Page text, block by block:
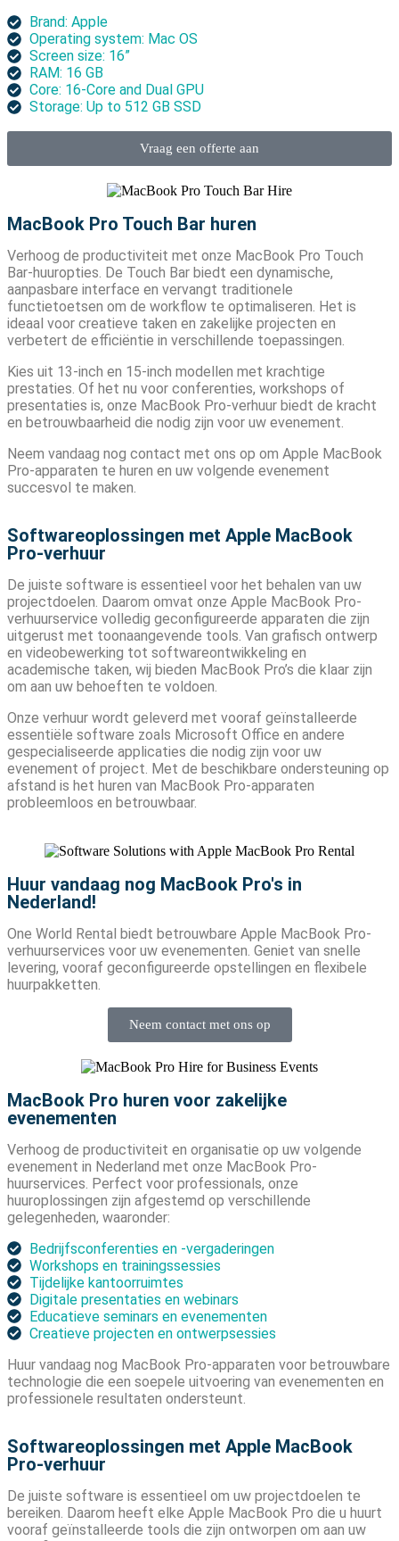
Brand: Apple
Operating system: Mac OS
Screen size: 16”
RAM: 16 GB
Core: 16-Core and Dual GPU
Storage: Up to 512 GB SSD
Vraag een offerte aan
MacBook Pro Touch Bar huren
Verhoog de productiviteit met onze MacBook Pro Touch
Bar-huuropties. De Touch Bar biedt een dynamische,
aanpasbare interface en vervangt traditionele
functietoetsen om de workflow te optimaliseren. Het is
ideaal voor creatieve taken en zakelijke projecten en
verbetert de efficiëntie in verschillende toepassingen.
Kies uit 13-inch en 15-inch modellen met krachtige
prestaties. Of het nu voor conferenties, workshops of
presentaties is, onze MacBook Pro-verhuur biedt de kracht
en betrouwbaarheid die nodig zijn voor uw evenement.
Neem vandaag nog contact met ons op om Apple MacBook
Pro-apparaten te huren en uw volgende evenement
succesvol te maken.
Softwareoplossingen met Apple MacBook
Pro-verhuur
De juiste software is essentieel voor het behalen van uw
projectdoelen. Daarom omvat onze Apple MacBook Pro-
verhuurservice volledig geconfigureerde apparaten die zijn
uitgerust met toonaangevende tools. Van grafisch ontwerp
en videobewerking tot softwareontwikkeling en
academische taken, wij bieden MacBook Pro’s die klaar zijn
om aan uw behoeften te voldoen.
Onze verhuur wordt geleverd met vooraf geïnstalleerde
essentiële software zoals Microsoft Office en andere
gespecialiseerde applicaties die nodig zijn voor uw
evenement of project. Met de beschikbare ondersteuning op
afstand is het huren van MacBook Pro-apparaten
probleemloos en betrouwbaar.
Huur vandaag nog MacBook Pro's in
Nederland!
One World Rental biedt betrouwbare Apple MacBook Pro-
verhuurservices voor uw evenementen. Geniet van snelle
levering, vooraf geconfigureerde opstellingen en flexibele
huurpakketten.
Neem contact met ons op
MacBook Pro huren voor zakelijke
evenementen
Verhoog de productiviteit en organisatie op uw volgende
evenement in Nederland met onze MacBook Pro-
huurservices. Perfect voor professionals, onze
huuroplossingen zijn afgestemd op verschillende
gelegenheden, waaronder:
Bedrijfsconferenties en -vergaderingen
Workshops en trainingssessies
Tijdelijke kantoorruimtes
Digitale presentaties en webinars
Educatieve seminars en evenementen
Creatieve projecten en ontwerpsessies
Huur vandaag nog MacBook Pro-apparaten voor betrouwbare
technologie die een soepele uitvoering van evenementen en
professionele resultaten ondersteunt.
Softwareoplossingen met Apple MacBook
Pro-verhuur
De juiste software is essentieel om uw projectdoelen te
bereiken. Daarom heeft elke Apple MacBook Pro die u huurt
vooraf geïnstalleerde tools die zijn ontworpen om aan uw